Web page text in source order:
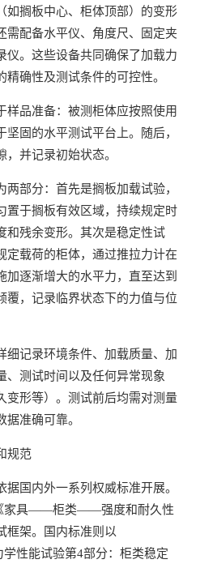
如搁板中心、柜体顶部）的变形
需配备水平仪、角度尺、固定夹
仪。这些设备共同确保了加载力
精确性及测试条件的可控性。
样品准备：被测柜体应按照使用
固的水平测试平台上。随后，
并记录初始状态。
两部分：首先是搁板加载试验，
置于搁板有效区域，持续规定时
和残余变形。其次是稳定性试
定载荷的柜体，通过推拉力计在
加逐渐增大的水平力，直至达到
覆，记录临界状态下的力值与位
细记录环境条件、加载质量、加
、测试时间以及任何异常现象
变形等）。测试前后均需对测量
准确可靠。
规范
据国内外一系列权威标准开展。
家具——柜类——强度和耐久性
框架。国内标准则以
学性能试验第4部分：柜类稳定